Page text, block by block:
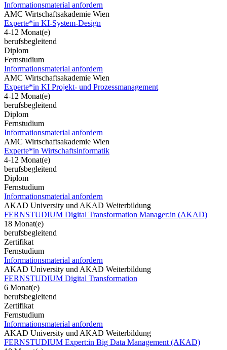
Informationsmaterial anfordern
AMC Wirtschaftsakademie Wien
Experte*in KI-System-Design
4-12 Monat(e)
berufsbegleitend
Diplom
Fernstudium
Informationsmaterial anfordern
AMC Wirtschaftsakademie Wien
Experte*in KI Projekt- und Prozessmanagement
4-12 Monat(e)
berufsbegleitend
Diplom
Fernstudium
Informationsmaterial anfordern
AMC Wirtschaftsakademie Wien
Experte*in Wirtschaftsinformatik
4-12 Monat(e)
berufsbegleitend
Diplom
Fernstudium
Informationsmaterial anfordern
AKAD University und AKAD Weiterbildung
FERNSTUDIUM Digital Transformation Manager:in (AKAD)
18 Monat(e)
berufsbegleitend
Zertifikat
Fernstudium
Informationsmaterial anfordern
AKAD University und AKAD Weiterbildung
FERNSTUDIUM Digital Transformation
6 Monat(e)
berufsbegleitend
Zertifikat
Fernstudium
Informationsmaterial anfordern
AKAD University und AKAD Weiterbildung
FERNSTUDIUM Expert:in Big Data Management (AKAD)